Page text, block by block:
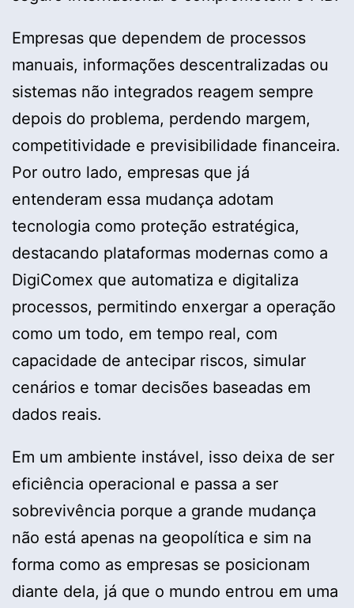
Empresas que dependem de processos
manuais, informações descentralizadas ou
sistemas não integrados reagem sempre
depois do problema, perdendo margem,
competitividade e previsibilidade financeira.
Por outro lado, empresas que já
entenderam essa mudança adotam
tecnologia como proteção estratégica,
destacando plataformas modernas como a
DigiComex que automatiza e digitaliza
processos, permitindo enxergar a operação
como um todo, em tempo real, com
capacidade de antecipar riscos, simular
cenários e tomar decisões baseadas em
dados reais.
Em um ambiente instável, isso deixa de ser
eficiência operacional e passa a ser
sobrevivência porque a grande mudança
não está apenas na geopolítica e sim na
forma como as empresas se posicionam
diante dela, já que o mundo entrou em uma